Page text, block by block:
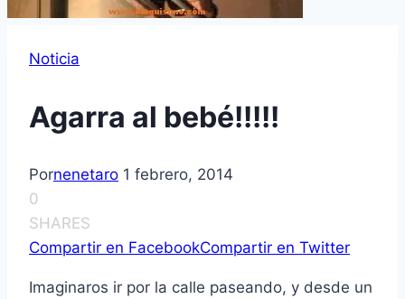
Noticia
Agarra al bebé!!!!!
Pornenetaro 1 febrero, 2014
0
SHARES
Compartir en FacebookCompartir en Twitter
Imaginaros ir por la calle paseando, y desde un